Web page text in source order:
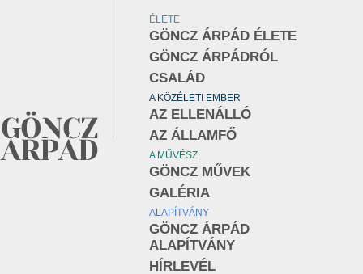
ÉLETE
GÖNCZ ÁRPÁD ÉLETE
GÖNCZ ÁRPÁDRÓL
CSALÁD
A KÖZÉLETI EMBER
AZ ELLENÁLLÓ
AZ ÁLLAMFŐ
A MŰVÉSZ
GÖNCZ MŰVEK
GALÉRIA
ALAPÍTVÁNY
GÖNCZ ÁRPÁD
ALAPÍTVÁNY
HÍRLEVÉL